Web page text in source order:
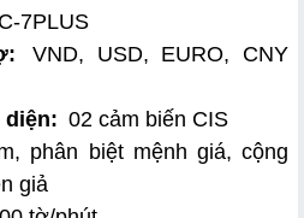
7PLUS
VND, USD, EURO, CNY
diện: 02 cảm biến CIS
phân biệt mệnh giá, cộng
giả